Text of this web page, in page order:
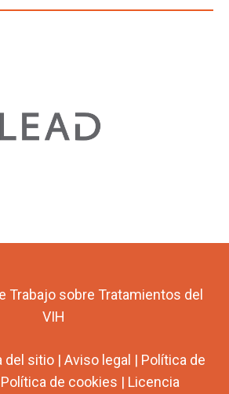
Trabajo sobre Tratamientos del
VIH
del sitio | Aviso legal | Política de
Política de cookies | Licencia